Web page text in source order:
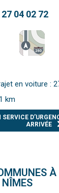
27 04 02 72
en voiture :
km
SERVICE
ARRIVÉE
NÎMES